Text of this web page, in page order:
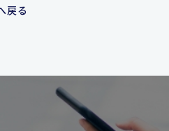
戻る